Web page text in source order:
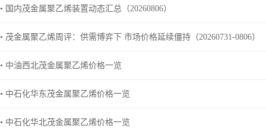
• 国内茂金属聚乙烯装置动态汇总（20260806）
• 茂金属聚乙烯周评：供需博弈下 市场价格延续僵持（20260731-0806）
• 中油西北茂金属聚乙烯价格一览
• 中石化华东茂金属聚乙烯价格一览
• 中石化华北茂金属聚乙烯价格一览